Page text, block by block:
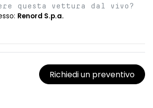
questa vettura dal vivo?
Renord S.p.a.
Richiedi un preventivo